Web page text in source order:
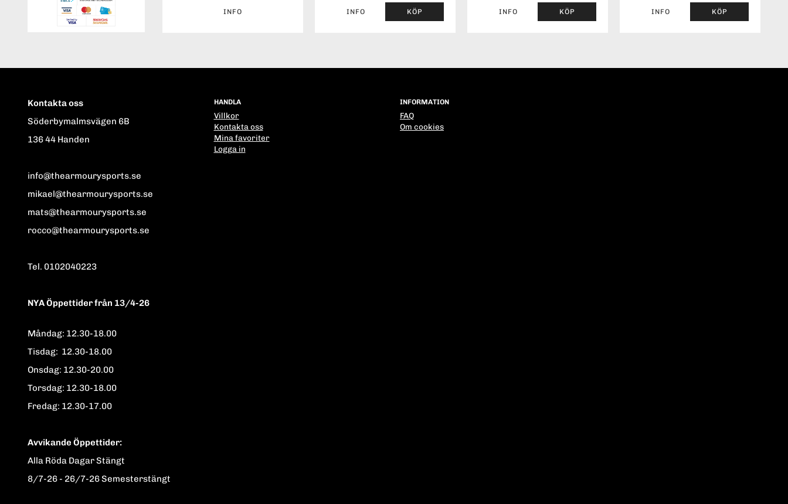
INFO INFO KÖP INFO KÖP INFO KÖP
Kontakta oss
Söderbymalmsvägen 6B
136 44 Handen
info@thearmourysports.se
mikael@thearmourysports.se
mats@thearmourysports.se
rocco@thearmourysports.se
Tel. 0102040223
NYA Öppettider från 13/4-26
Måndag: 12.30-18.00
Tisdag: 12.30-18.00
Onsdag: 12.30-20.00
Torsdag: 12.30-18.00
Fredag: 12.30-17.00
Avvikande Öppettider:
Alla Röda Dagar Stängt
8/7-26 - 26/7-26 Semesterstängt
HANDLA
Villkor
Kontakta oss
Mina favoriter
Logga in
INFORMATION
FAQ
Om cookies